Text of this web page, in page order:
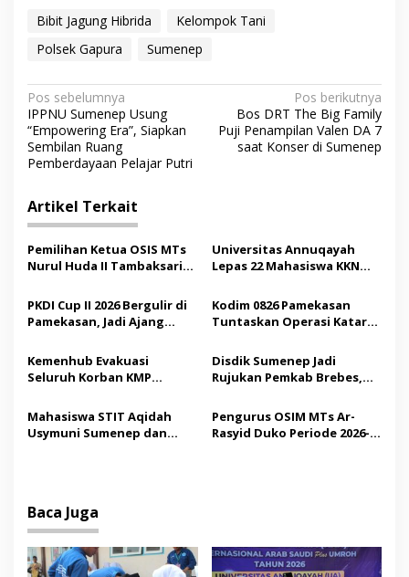
Bibit Jagung Hibrida
Kelompok Tani
Polsek Gapura
Sumenep
N
a
v
i
g
a
s
i
p
o
s
Pos sebelumnya
IPPNU Sumenep Usung
“Empowering Era”, Siapkan
Sembilan Ruang
Pemberdayaan Pelajar Putri
Pos berikutnya
Bos DRT The Big Family
Puji Penampilan Valen DA 7
saat Konser di Sumenep
Artikel Terkait
Pemilihan Ketua OSIS MTs
Nurul Huda II Tambaksari
Demokrasi bagi Siswa
Universitas Annuqayah
Lepas 22 Mahasiswa KKN
Saudi
PKDI Cup II 2026 Bergulir di
Pamekasan, Jadi Ajang
Madura
Kodim 0826 Pamekasan
Tuntaskan Operasi Katarak
Tindakan Medis
Kemenhub Evakuasi
Seluruh Korban KMP
Operator Diaudit
Disdik Sumenep Jadi
Rujukan Pemkab Brebes,
Pendidikan Berbasis
Budaya
Mahasiswa STIT Aqidah
Usymuni Sumenep dan
Pengurus OSIM MTs Ar-
Rasyid Duko Periode 2026-
Baca Juga